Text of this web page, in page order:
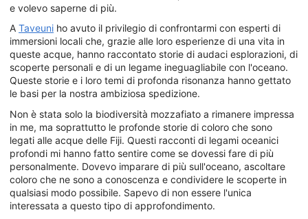
e volevo saperne di più.
A Taveuni ho avuto il privilegio di confrontarmi con esperti di
immersioni locali che, grazie alle loro esperienze di una vita in
queste acque, hanno raccontato storie di audaci esplorazioni, di
scoperte personali e di un legame ineguagliabile con l'oceano.
Queste storie e i loro temi di profonda risonanza hanno gettato
le basi per la nostra ambiziosa spedizione.
Non è stata solo la biodiversità mozzafiato a rimanere impressa
in me, ma soprattutto le profonde storie di coloro che sono
legati alle acque delle Fiji. Questi racconti di legami oceanici
profondi mi hanno fatto sentire come se dovessi fare di più
personalmente. Dovevo imparare di più sull'oceano, ascoltare
coloro che ne sono a conoscenza e condividere le scoperte in
qualsiasi modo possibile. Sapevo di non essere l'unica
interessata a questo tipo di approfondimento.